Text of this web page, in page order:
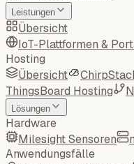
Leistungen
Übersicht
IoT-Plattformen &
Hosting
Übersicht
ThingsBoard Hosting
Lösungen
Hardware
Milesight Sensoren
Anwendungsfälle